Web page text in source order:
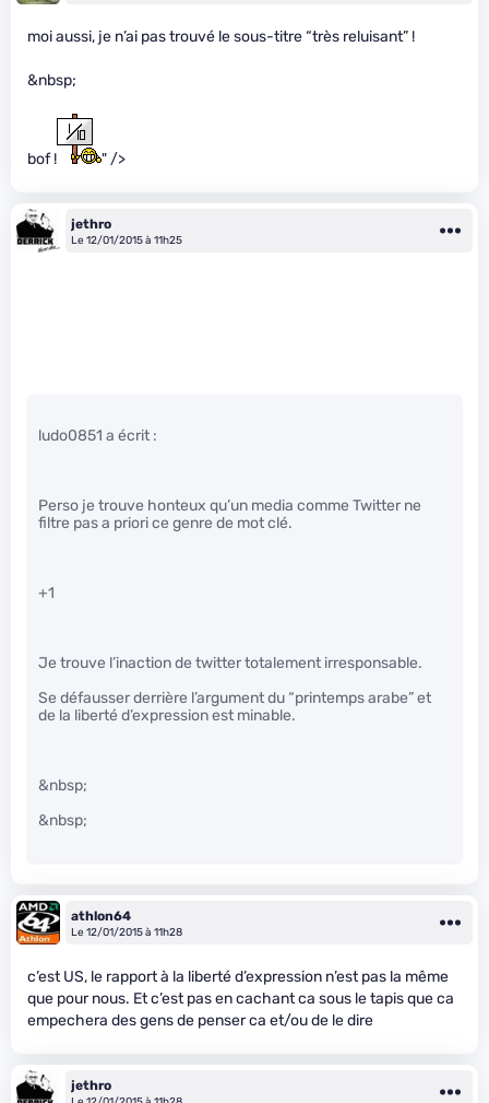
moi aussi, je n’ai pas trouvé le sous-titre “très reluisant” !
&nbsp;
bof ! " />
jethro
Le 12/01/2015 à 11h25
ludo0851 a écrit :
Perso je trouve honteux qu’un media comme Twitter ne
filtre pas a priori ce genre de mot clé.
+1
Je trouve l’inaction de twitter totalement irresponsable.
Se défausser derrière l’argument du “printemps arabe” et
de la liberté d’expression est minable.
&nbsp;
&nbsp;
athlon64
Le 12/01/2015 à 11h28
c’est US, le rapport à la liberté d’expression n’est pas la même
que pour nous. Et c’est pas en cachant ca sous le tapis que ca
empechera des gens de penser ca et/ou de le dire
jethro